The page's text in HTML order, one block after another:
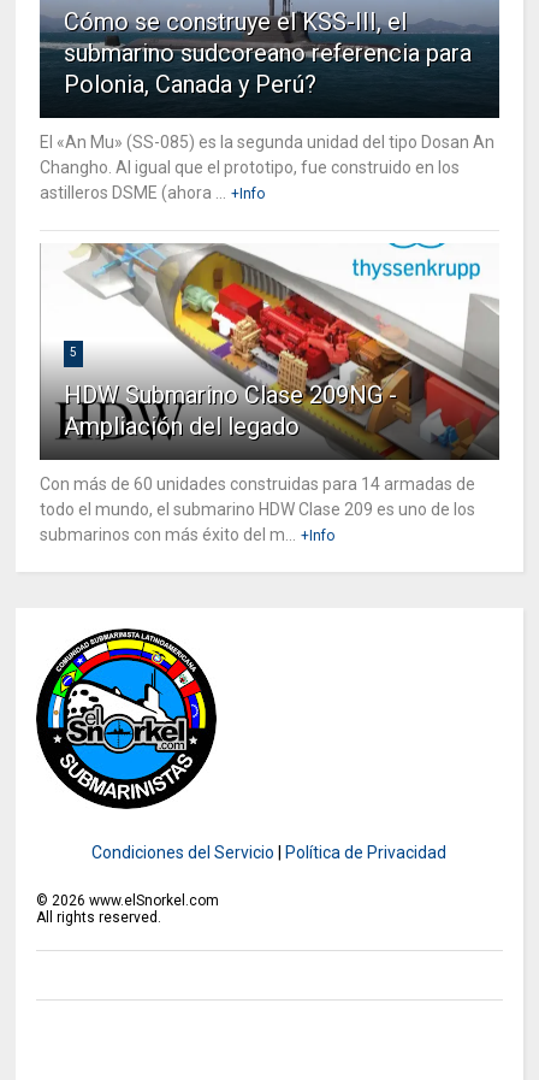
Cómo se construye el KSS-III, el
submarino sudcoreano referencia para
Polonia, Canada y Perú?
El «An Mu» (SS-085) es la segunda unidad del tipo Dosan An
Changho. Al igual que el prototipo, fue construido en los
astilleros DSME (ahora ...
+Info
5
HDW Submarino Clase 209NG -
Ampliación del legado
Con más de 60 unidades construidas para 14 armadas de
todo el mundo, el submarino HDW Clase 209 es uno de los
submarinos con más éxito del m...
+Info
Condiciones del Servicio |Política de Privacidad
© 2026 www.elSnorkel.com
All rights reserved.